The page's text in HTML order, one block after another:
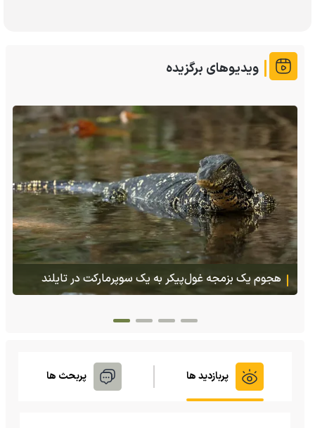
ویدیوهای برگزیده
پس از ۷۰ سال؛ ببرها دوباره به سرزمین گمشده‌شان در
قزاقستان بازگشتند
پربازدید ها پربحث ها